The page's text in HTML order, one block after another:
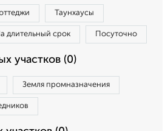
Таунхаусы
длительный срок Посуточно
участков (0)
Земля промназначения